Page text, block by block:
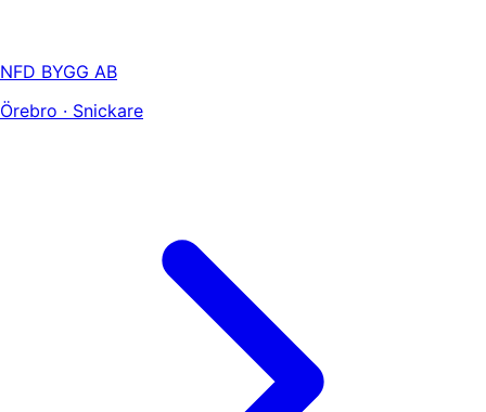
NFD BYGG AB
Örebro · Snickare